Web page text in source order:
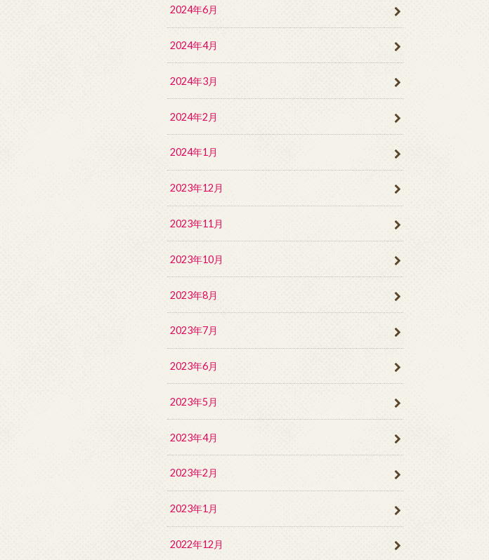
2024年6月
2024年4月
2024年3月
2024年2月
2024年1月
2023年12月
2023年11月
2023年10月
2023年8月
2023年7月
2023年6月
2023年5月
2023年4月
2023年2月
2023年1月
2022年12月